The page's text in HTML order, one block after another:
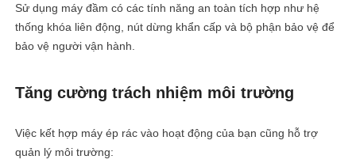
Sử dụng máy đầm có các tính năng an toàn tích hợp như hệ
thống khóa liên động, nút dừng khẩn cấp và bộ phận bảo vệ để
bảo vệ người vận hành.
Tăng cường trách nhiệm môi trường
Việc kết hợp máy ép rác vào hoạt động của bạn cũng hỗ trợ
quản lý môi trường: